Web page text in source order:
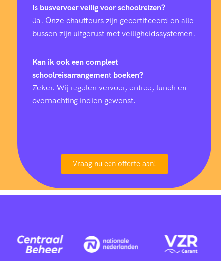
Is busvervoer veilig voor schoolreizen?
Ja. Onze chauffeurs zijn gecertificeerd en alle
bussen zijn uitgerust met veiligheidssystemen.
Kan ik ook een compleet
schoolreisarrangement boeken?
Zeker. Wij regelen vervoer, entree, lunch en
overnachting indien gewenst.
Vraag nu een offerte aan!